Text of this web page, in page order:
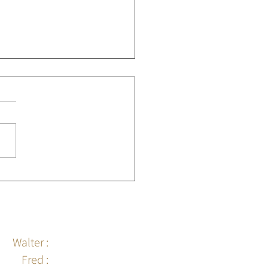
- avec Jean
Walter :
Fred :